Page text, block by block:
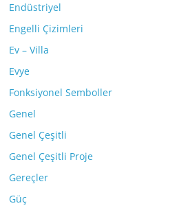
Endüstriyel
Engelli Çizimleri
Ev – Villa
Evye
Fonksiyonel Semboller
Genel
Genel Çeşitli
Genel Çeşitli Proje
Gereçler
Güç